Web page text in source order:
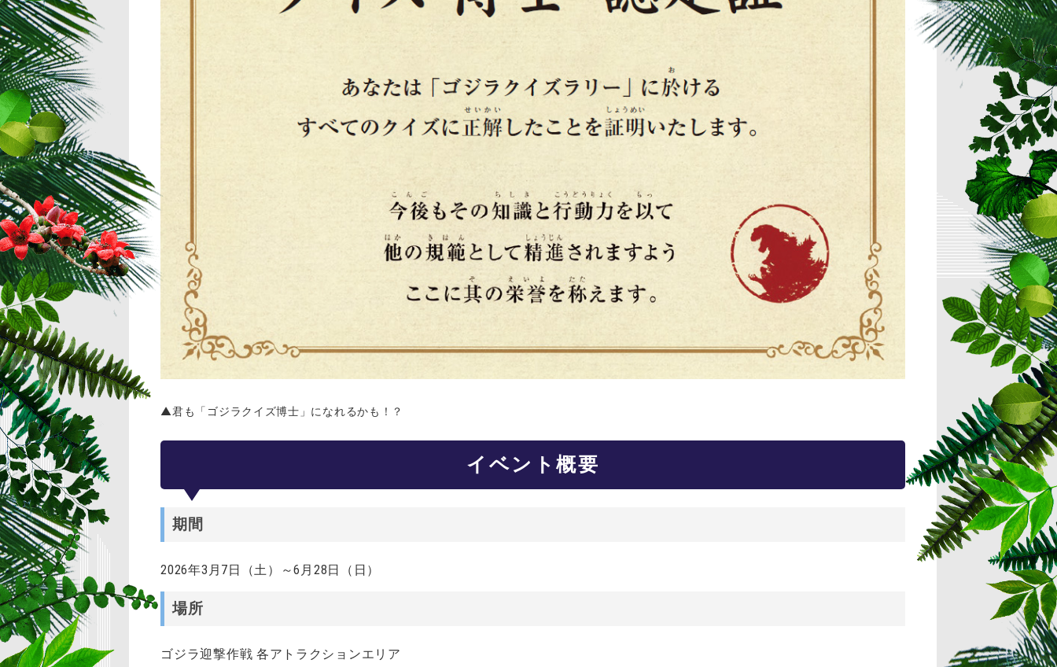
▲君も「ゴジラクイズ博士」になれるかも！？
イベント概要
期間
2026年3月7日（土）～6月28日（日）
場所
ゴジラ迎撃作戦 各アトラクションエリア